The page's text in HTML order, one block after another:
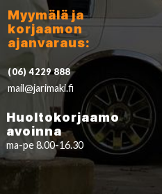
Myymälä ja
korjaamon
ajanvaraus:
(06) 4229 888
mail@jarimaki.fi
Huoltokorjaamo
avoinna
ma-pe 8.00-16.30